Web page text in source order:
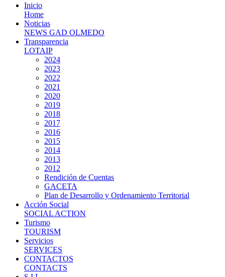
Inicio
Home
Noticias
NEWS GAD OLMEDO
Transparencia
LOTAIP
2024
2023
2022
2021
2020
2019
2018
2017
2016
2015
2014
2013
2012
Rendición de Cuentas
GACETA
Plan de Desarrollo y Ordenamiento Territorial
Acción Social
SOCIAL ACTION
Turismo
TOURISM
Servicios
SERVICES
CONTACTOS
CONTACTS